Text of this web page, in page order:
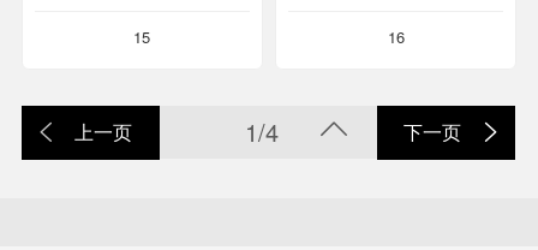
15 16
上一页 1/4 下一页